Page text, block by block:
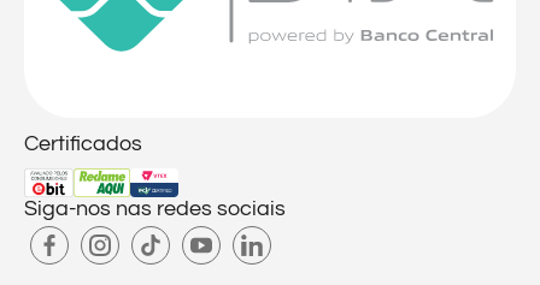
Certificados
Siga-nos nas redes sociais